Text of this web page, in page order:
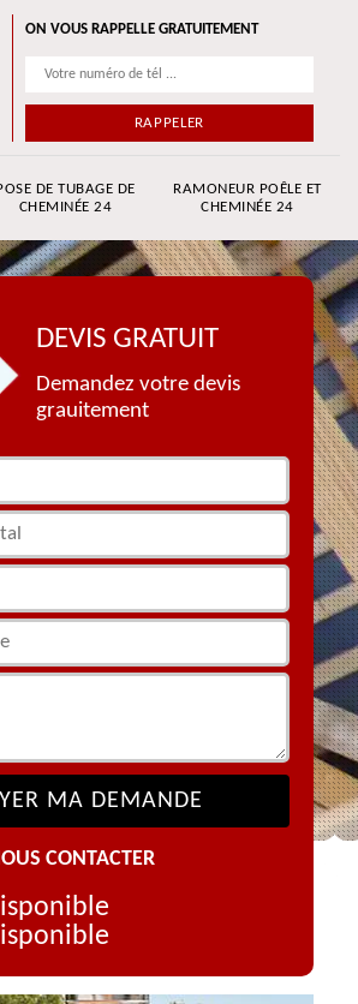
ON VOUS RAPPELLE GRATUITEMENT
DE TUBAGE DE
CHEMINÉE 24
RAMONEUR POÊLE ET
CHEMINÉE 24
DEVIS GRATUIT
Demandez votre devis
grauitement
CONTACTER